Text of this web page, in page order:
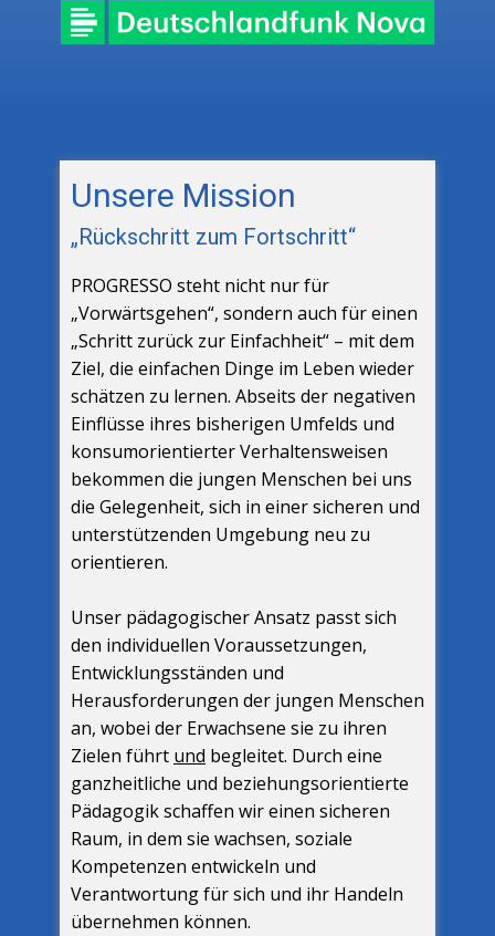
Unsere Mission
„Rückschritt zum Fortschritt“
PROGRESSO steht nicht nur für
„Vorwärtsgehen“, sondern auch für einen
„Schritt zurück zur Einfachheit“ – mit dem
Ziel, die einfachen Dinge im Leben wieder
schätzen zu lernen. Abseits der negativen
Einflüsse ihres bisherigen Umfelds und
konsumorientierter Verhaltensweisen
bekommen die jungen Menschen bei uns
die Gelegenheit, sich in einer sicheren und
unterstützenden Umgebung neu zu
orientieren.
Unser pädagogischer Ansatz passt sich
den individuellen Voraussetzungen,
Entwicklungsständen und
Herausforderungen der jungen Menschen
an, wobei der Erwachsene sie zu ihren
Zielen führt und begleitet. Durch eine
ganzheitliche und beziehungsorientierte
Pädagogik schaffen wir einen sicheren
Raum, in dem sie wachsen, soziale
Kompetenzen entwickeln und
Verantwortung für sich und ihr Handeln
übernehmen können.